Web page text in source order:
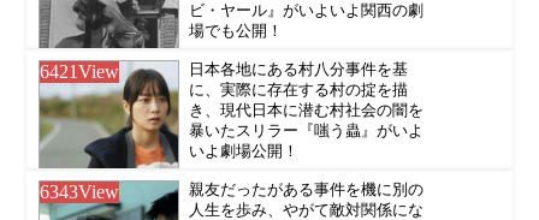
ビ・ヤール』がいよいよ関西の劇
場でも公開！
6421View
日本各地にある村八分事件を基
に、実際に存在する村の掟を描
き、現代日本に潜む村社会の闇を
暴いたスリラー『嗤う蟲』がいよ
いよ劇場公開！
6343View
親友だったがある事件を機に別の
人生を歩み、やがて敵対関係にな